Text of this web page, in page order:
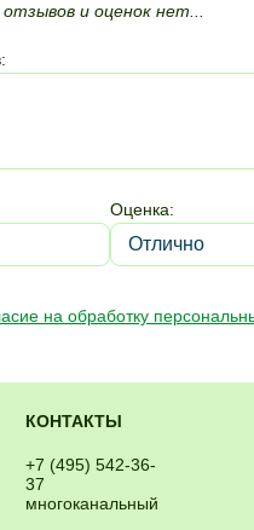
и оценок нет...
Оценка:
на обработку
КОНТАКТЫ
+7 (495) 542-36-
37
многоканальный